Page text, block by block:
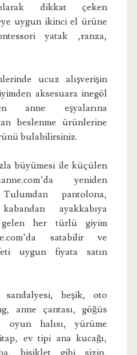
dikkat çeken
uygun ikinci el ürüne
yatak ,ranza,
ucuz alışverişin
aksesuara inegöl
anne eşyalarına
beslenme ürünlerine
bulabilirsiniz.
büyümesi ile küçülen
yeniden
pantolona,
ayakkabıya
gelen her türlü giyim
satabilir ve
uygun fiyata satın
sandalyesi, beşik, oto
anne çantası, göğüs
oyun halısı, yürüme
ev tipi ana kucağı,